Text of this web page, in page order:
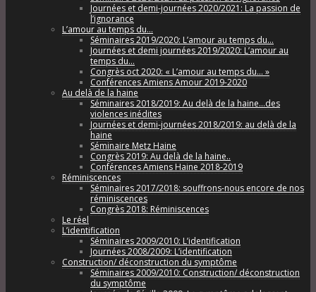
Journées et demi-journées 2020/2021: La passion de
l’ignorance
L’amour au temps du…
Séminaires 2019/2020: L’amour au temps du…
Journées et demi journées 2019/2020: L’amour au
temps du…
Congrès oct 2020: « L’amour au temps du… »
Conférences Amiens Amour 2019-2020
Au delà de la haine
Séminaires 2018/2019: Au delà de la haine…des
violences inédites
Journées et demi-journées 2018/2019: au delà de la
haine
Séminaire Metz Haine
Congrès 2019: Au delà de la haine..
Conférences Amiens Haine 2018-2019
Réminiscences
Séminaires 2017/2018: souffrons-nous encore de nos
réminiscences
Congrès 2018: Réminiscences
Le réel
L’identification
Séminaires 2009/2010: L’identification
Journées 2008/2009: L’identification
Construction/ déconstruction du symptôme
Séminaires 2009/2010: Construction/ déconstruction
du symptôme